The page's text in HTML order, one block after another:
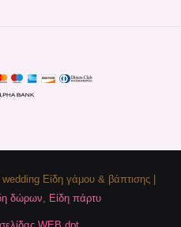
Είδη γάμου & βάπτισης |
δώρων, Είδη πάρτυ